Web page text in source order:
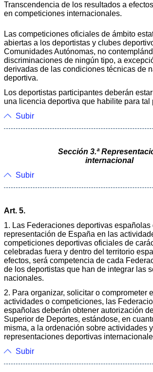
Transcendencia de los resultados a
en competiciones internacionales.
Las competiciones oficiales de ámbito
abiertas a los deportistas y clubes
Comunidades Autónomas, no
discriminaciones de ningún tipo, a
derivadas de las condiciones técnicas de
deportiva.
Los deportistas participantes deberán
una licencia deportiva que habilite para tal
Subir
Sección 3.ª
internacional
Subir
Art. 5.
1. Las Federaciones deportivas españolas
representación de España en las
competiciones deportivas oficiales de
celebradas fuera y dentro del territorio
efectos, será competencia de cada
de los deportistas que han de integrar las
nacionales.
2. Para organizar, solicitar o comprometer
actividades o competiciones, las
españolas deberán obtener autorización
Superior de Deportes, estándose, en
misma, a la ordenación sobre actividades y
representaciones deportivas
Subir